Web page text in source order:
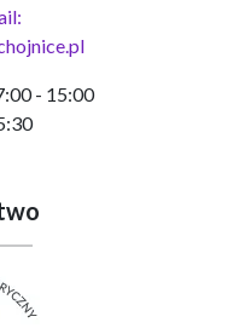
- 15:00